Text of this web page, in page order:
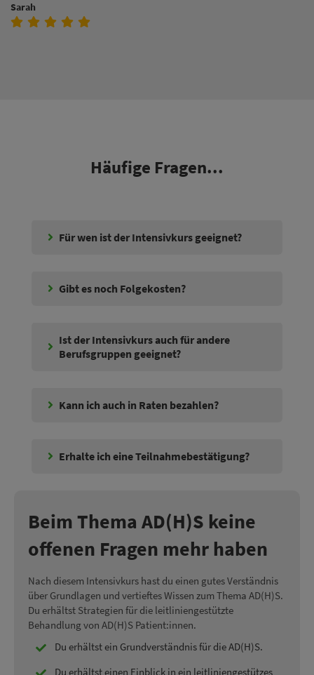
Sarah
Häufige Fragen...
Für wen ist der Intensivkurs geeignet?
Gibt es noch Folgekosten?
Ist der Intensivkurs auch für andere
Berufsgruppen geeignet?
Kann ich auch in Raten bezahlen?
Erhalte ich eine Teilnahmebestätigung?
Beim Thema AD(H)S keine
offenen Fragen mehr haben
Nach diesem Intensivkurs hast du einen gutes Verständnis
über Grundlagen und vertieftes Wissen zum Thema AD(H)S.
Du erhältst Strategien für die leitliniengestützte
Behandlung von AD(H)S Patient:innen.
Du erhältst ein Grundverständnis für die AD(H)S.
Du erhältst einen Einblick in ein leitliniengestützes